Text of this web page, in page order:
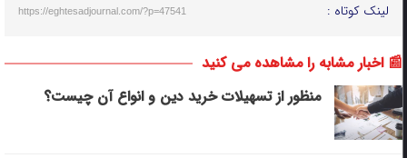
لینک کوتاه : https://eghtesadjournal.com/?p=47541
📰 اخبار مشابه را مشاهده می کنید
منظور از تسهیلات خرید دین و انواع آن چیست؟